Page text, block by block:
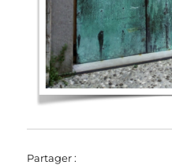
Partager :